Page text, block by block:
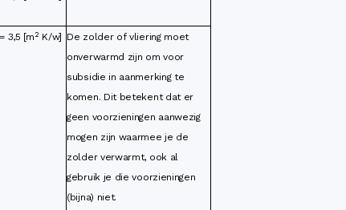
3,5 [m2 K/w]
De zolder of vliering moet
onverwarmd zijn om voor
subsidie in aanmerking te
komen. Dit betekent dat er
geen voorzieningen aanwezig
mogen zijn waarmee je de
zolder verwarmt, ook al
gebruik je die voorzieningen
(bijna) niet.